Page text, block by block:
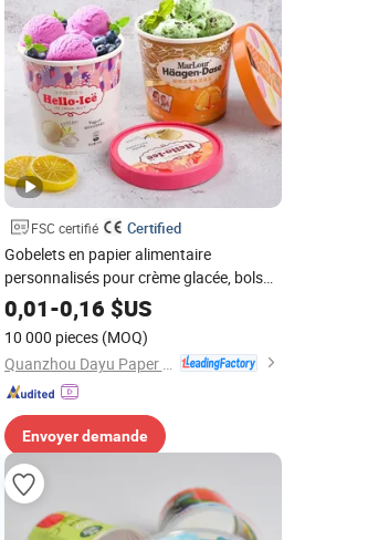
FSC certifié Certified
Gobelets en papier alimentaire
personnalisés pour crème glacée, bols
de yaourt glacé, contenants jetables
0,01-0,16 $US
10 000 pieces (MOQ)
Envoyer demande